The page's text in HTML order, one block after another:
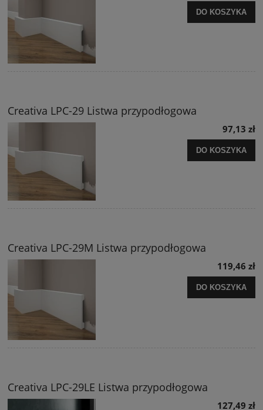
DO KOSZYKA
Creativa LPC-29 Listwa przypodłogowa
97,13 zł
DO KOSZYKA
Creativa LPC-29M Listwa przypodłogowa
119,46 zł
DO KOSZYKA
Creativa LPC-29LE Listwa przypodłogowa
127,49 zł